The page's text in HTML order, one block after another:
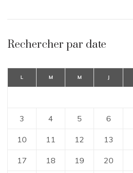
Rechercher par date
L M M J
3 4 5 6
10 11 12 13
17 18 19 20